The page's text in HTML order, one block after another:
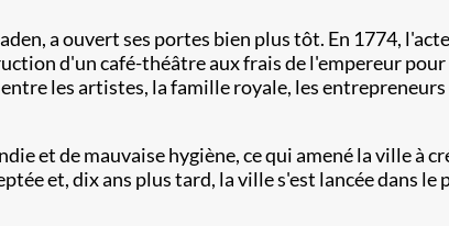
a ouvert ses portes bien plus tôt. En 1774,
d'un café-théâtre aux frais de l'empereur
les artistes, la famille royale, les
et de mauvaise hygiène, ce qui amené la ville à
et, dix ans plus tard, la ville s'est lancée dans